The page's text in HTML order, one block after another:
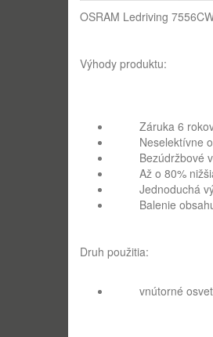
OSRAM Ledriving
Výhody produktu:
Záruka 6
Neselektívne
Bezúdržbové
Až o 80% nižšia
Jednoduchá
Balenie
Druh použitia:
vnútorné